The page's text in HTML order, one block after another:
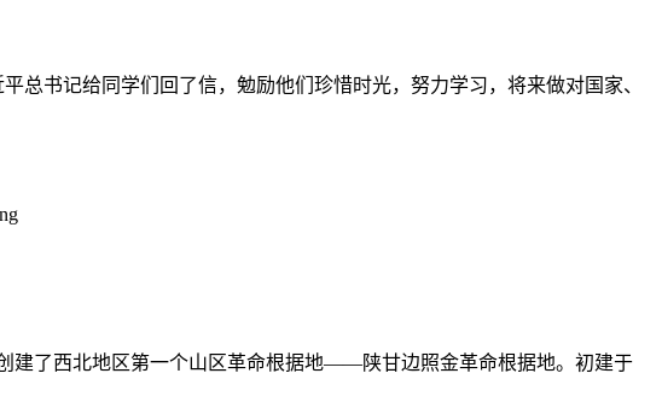
书记给同学们回了信，勉励他们珍惜时光，努力学习，将来做对国家、
了西北地区第一个山区革命根据地——陕甘边照金革命根据地。初建于